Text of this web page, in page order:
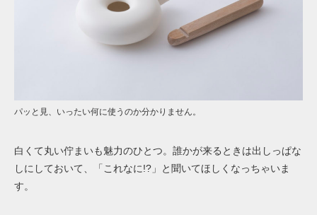
パッと見、いったい何に使うのか分かりません。
白くて丸い佇まいも魅力のひとつ。誰かが来るときは出しっぱな
しにしておいて、「これなに!?」と聞いてほしくなっちゃいま
す。